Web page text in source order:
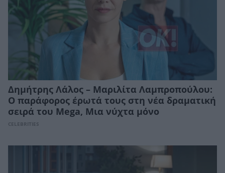
Δημήτρης Λάλος – Μαριλίτα Λαμπροπούλου:
Ο παράφορος έρωτά τους στη νέα δραματική
σειρά του Mega, Μια νύχτα μόνο
CELEBRITIES